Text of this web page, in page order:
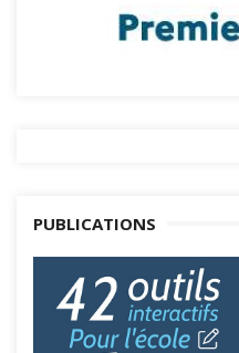
PUBLICATIONS